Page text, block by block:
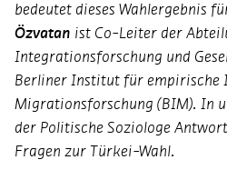
bedeutet dieses Wahlergebnis
Özvatan ist Co-Leiter der
Integrationsforschung und
Berliner Institut für empirische
Migrationsforschung (BIM). In
der Politische Soziologe
Fragen zur Türkei-Wahl.